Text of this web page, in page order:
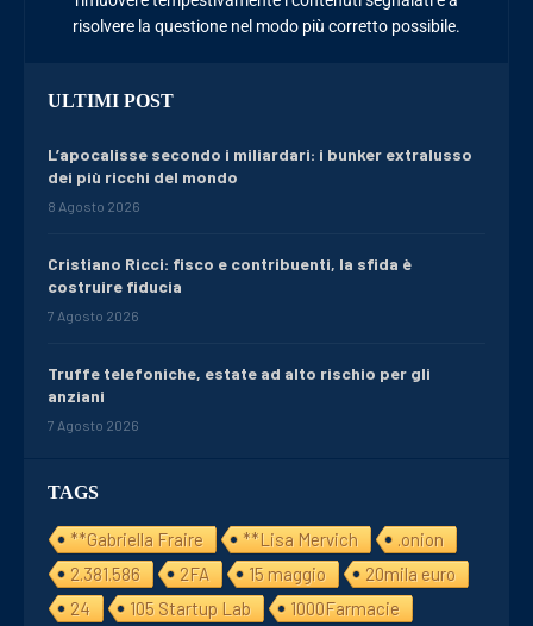
TAGS
**Gabriella Fraire **Lisa Mervich
.onion
2.381.586
2FA 15 maggio
20mila euro
24
105 Startup Lab 1000Farmacie
risolvere la questione nel modo più corretto possibile.
ULTIMI POST
L’apocalisse secondo i miliardari: i bunker extralusso
dei più ricchi del mondo
8 Agosto 2026
Cristiano Ricci: fisco e contribuenti, la sfida è
costruire fiducia
7 Agosto 2026
Truffe telefoniche, estate ad alto rischio per gli
anziani
7 Agosto 2026